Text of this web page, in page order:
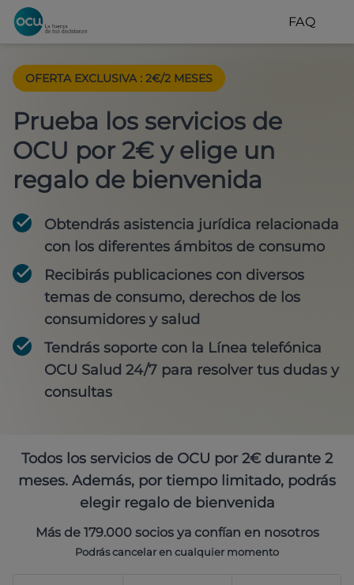
FAQ
OFERTA EXCLUSIVA : 2€/2 MESES
Prueba los servicios de
OCU por 2€ y elige un
regalo de bienvenida
Obtendrás asistencia jurídica relacionada
con los diferentes ámbitos de consumo
Recibirás publicaciones con diversos
temas de consumo, derechos de los
consumidores y salud
Tendrás soporte con la Línea telefónica
OCU Salud 24/7 para resolver tus dudas y
consultas
Todos los servicios de OCU por 2€ durante 2
meses. Además, por tiempo limitado, podrás
elegir regalo de bienvenida
Más de 179.000 socios ya confían en nosotros
Podrás cancelar en cualquier momento